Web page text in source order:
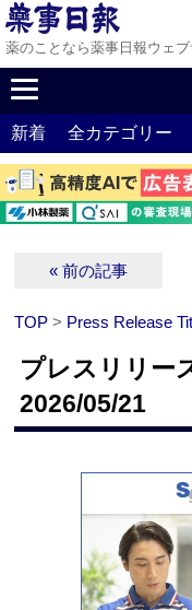
薬のことなら薬事日報ウェブ
新着 全カテゴリー
« 前の記事
TOP > Press Release
プレスリリー
2026/05/21